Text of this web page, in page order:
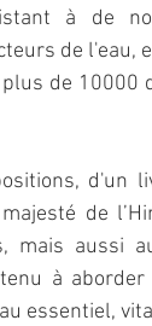
à de
de l'eau,
de
de
mais aussi
à
essentiel,